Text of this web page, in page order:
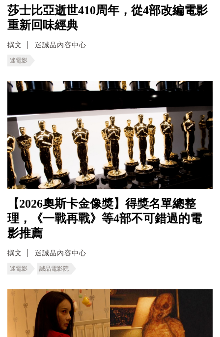
莎士比亞逝世410周年，從4部改編電影
重新回味經典
撰文 迷誠品內容中心
迷電影
【2026奧斯卡金像獎】得獎名單總整
理，《一戰再戰》等4部不可錯過的電
影推薦
撰文 迷誠品內容中心
迷電影 誠品電影院